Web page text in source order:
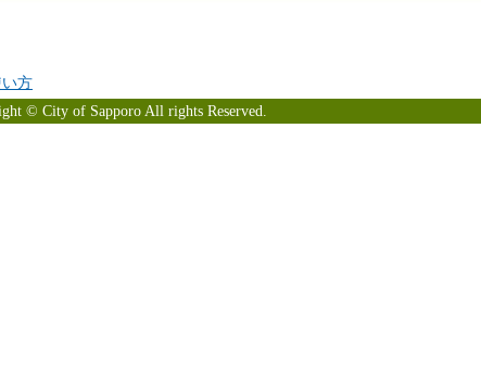
い方
© City of Sapporo All rights Reserved.